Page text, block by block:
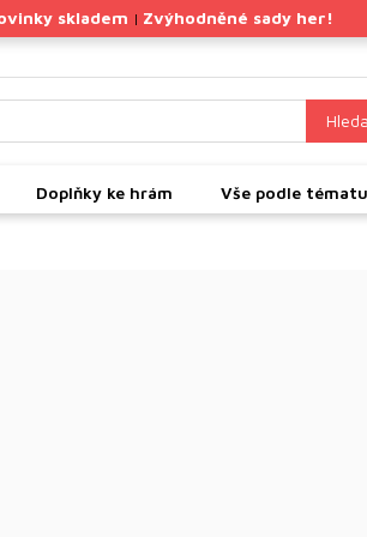
skladem | Zvýhodněné sady her!
Doplňky ke hrám Vše podle tématu